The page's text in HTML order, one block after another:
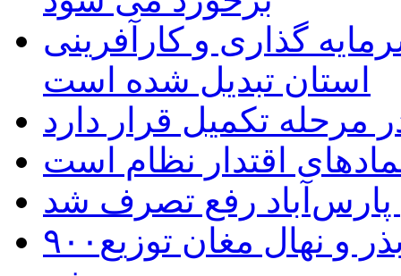
گذاری و کارآفرینی
استان تبدیل شده است
مرحله تکمیل قرار دارد
اقتدار نظام است
پارس‌آباد رفع تصرف شد
۹۰۰هزار اصله نهال توسط ایستگاه بذر و نهال مغان توزیع